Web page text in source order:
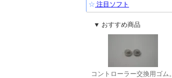
☆ 注目ソフト
▼ おすすめ商品
コントローラー交換用ゴム。